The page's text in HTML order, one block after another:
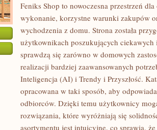
Feniks Shop to nowoczesna przestrzeń
wykonanie, korzystne warunki zakupów
wychodzenia z domu. Strona została
użytkownikach poszukujących
sprawdzą się zarówno w domowych
realizacji bardziej zaawansowanych
Inteligencja (AI) i Trendy i Przyszłość.
opracowana w taki sposób, aby
odbiorców. Dzięki temu użytkownicy
rozwiązania, które wyróżniają się
asortymentu jest intuicyjne, co sprawia,